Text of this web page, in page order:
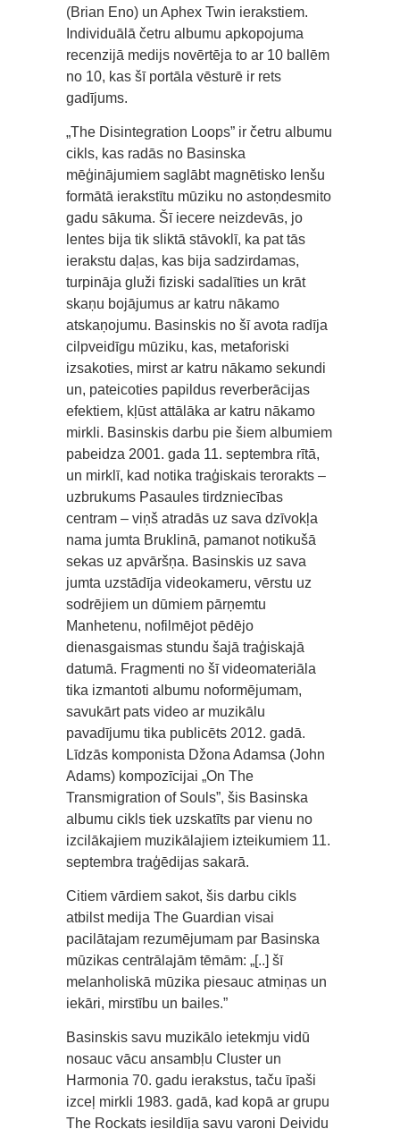
(Brian Eno) un Aphex Twin ierakstiem.
Individuālā četru albumu apkopojuma
recenzijā medijs novērtēja to ar 10 ballēm
no 10, kas šī portāla vēsturē ir rets
gadījums.
„The Disintegration Loops” ir četru albumu
cikls, kas radās no Basinska
mēģinājumiem saglābt magnētisko lenšu
formātā ierakstītu mūziku no astoņdesmito
gadu sākuma. Šī iecere neizdevās, jo
lentes bija tik sliktā stāvoklī, ka pat tās
ierakstu daļas, kas bija sadzirdamas,
turpināja gluži fiziski sadalīties un krāt
skaņu bojājumus ar katru nākamo
atskaņojumu. Basinskis no šī avota radīja
cilpveidīgu mūziku, kas, metaforiski
izsakoties, mirst ar katru nākamo sekundi
un, pateicoties papildus reverberācijas
efektiem, kļūst attālāka ar katru nākamo
mirkli. Basinskis darbu pie šiem albumiem
pabeidza 2001. gada 11. septembra rītā,
un mirklī, kad notika traģiskais terorakts –
uzbrukums Pasaules tirdzniecības
centram – viņš atradās uz sava dzīvokļa
nama jumta Bruklinā, pamanot notikušā
sekas uz apvāršņa. Basinskis uz sava
jumta uzstādīja videokameru, vērstu uz
sodrējiem un dūmiem pārņemtu
Manhetenu, nofilmējot pēdējo
dienasgaismas stundu šajā traģiskajā
datumā. Fragmenti no šī videomateriāla
tika izmantoti albumu noformējumam,
savukārt pats video ar muzikālu
pavadījumu tika publicēts 2012. gadā.
Līdzās komponista Džona Adamsa (John
Adams) kompozīcijai „On The
Transmigration of Souls”, šis Basinska
albumu cikls tiek uzskatīts par vienu no
izcilākajiem muzikālajiem izteikumiem 11.
septembra traģēdijas sakarā.
Citiem vārdiem sakot, šis darbu cikls
atbilst medija The Guardian visai
pacilātajam rezumējumam par Basinska
mūzikas centrālajām tēmām: „[..] šī
melanholiskā mūzika piesauc atmiņas un
iekāri, mirstību un bailes.”
Basinskis savu muzikālo ietekmju vidū
nosauc vācu ansambļu Cluster un
Harmonia 70. gadu ierakstus, taču īpaši
izceļ mirkli 1983. gadā, kad kopā ar grupu
The Rockats iesildīja savu varoni Deividu